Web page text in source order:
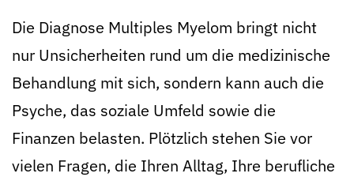
Die Diagnose Multiples Myelom bringt nicht
nur Unsicherheiten rund um die medizinische
Behandlung mit sich, sondern kann auch die
Psyche, das soziale Umfeld sowie die
Finanzen belasten. Plötzlich stehen Sie vor
vielen Fragen, die Ihren Alltag, Ihre berufliche